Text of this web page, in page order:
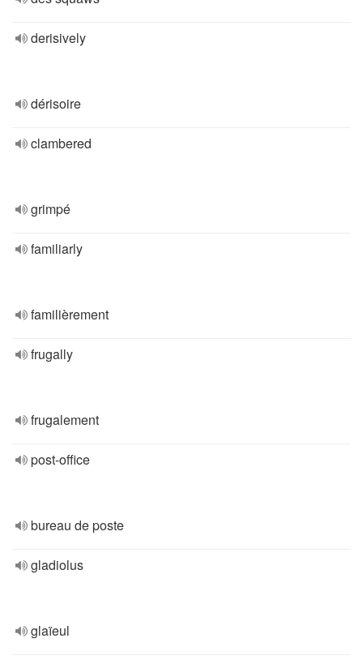
derisively
dérisoire
clambered
grimpé
familiarly
familièrement
frugally
frugalement
post-office
bureau de poste
gladiolus
glaïeul